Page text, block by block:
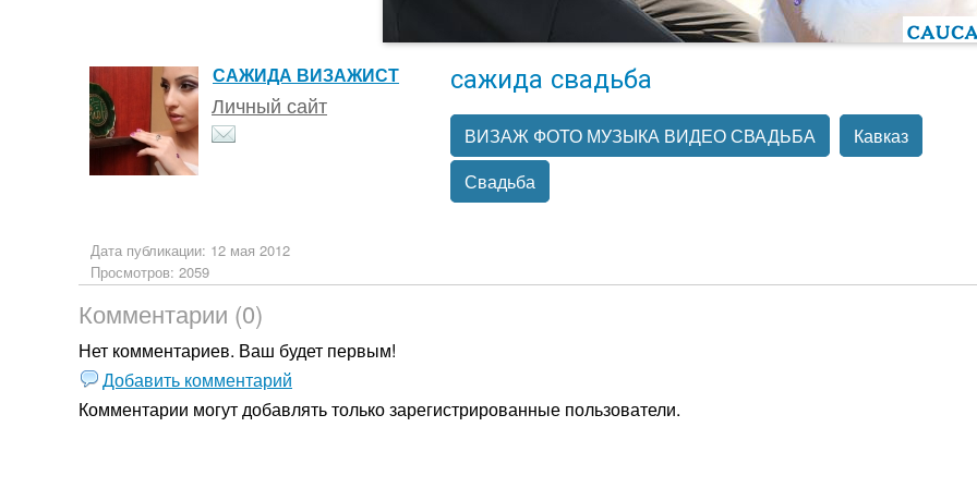
САЖИДА ВИЗАЖИСТ
Личный сайт
сажида свадьба
ВИЗАЖ ФОТО МУЗЫКА ВИДЕО СВАДЬБА
Кавказ
Свадьба
Дата публикации: 12 мая 2012
Просмотров: 2059
Комментарии (0)
Нет комментариев. Ваш будет первым!
Добавить комментарий
Комментарии могут добавлять толькозарегистрированные пользователи.